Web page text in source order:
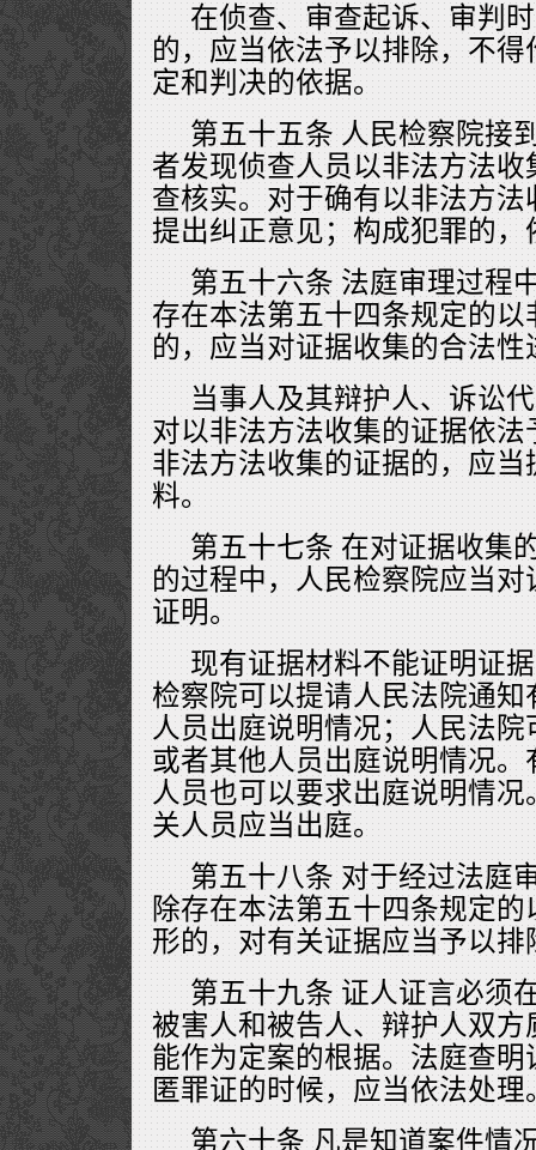
在侦查、审查起诉、审判
的，应当依法予以排除，不
定和判决的依据。
第五十五条 人民检察院接
者发现侦查人员以非法方法
查核实。对于确有以非法方
提出纠正意见；构成犯罪的
第五十六条 法庭审理过程
存在本法第五十四条规定的
的，应当对证据收集的合法
当事人及其辩护人、诉讼
对以非法方法收集的证据依
非法方法收集的证据的，应
料。
第五十七条 在对证据收集
的过程中，人民检察院应当
证明。
现有证据材料不能证明证
检察院可以提请人民法院通
人员出庭说明情况；人民法
或者其他人员出庭说明情况
人员也可以要求出庭说明情
关人员应当出庭。
第五十八条 对于经过法庭
除存在本法第五十四条规定
形的，对有关证据应当予以排
第五十九条 证人证言必须
被害人和被告人、辩护人双
能作为定案的根据。法庭查
匿罪证的时候，应当依法处理
第六十条 凡是知道案件情